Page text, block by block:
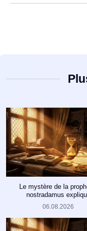
Le mystère de la
nostradamus
06.08.2026